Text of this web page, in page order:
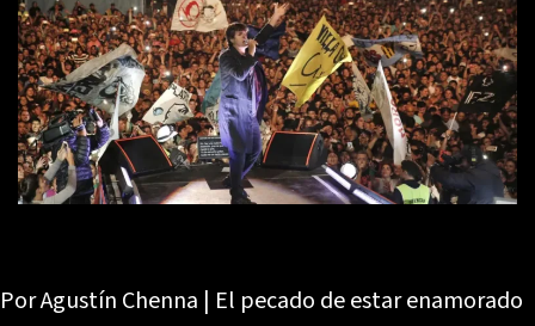
Por Agustín Chenna | El pecado de estar enamorado